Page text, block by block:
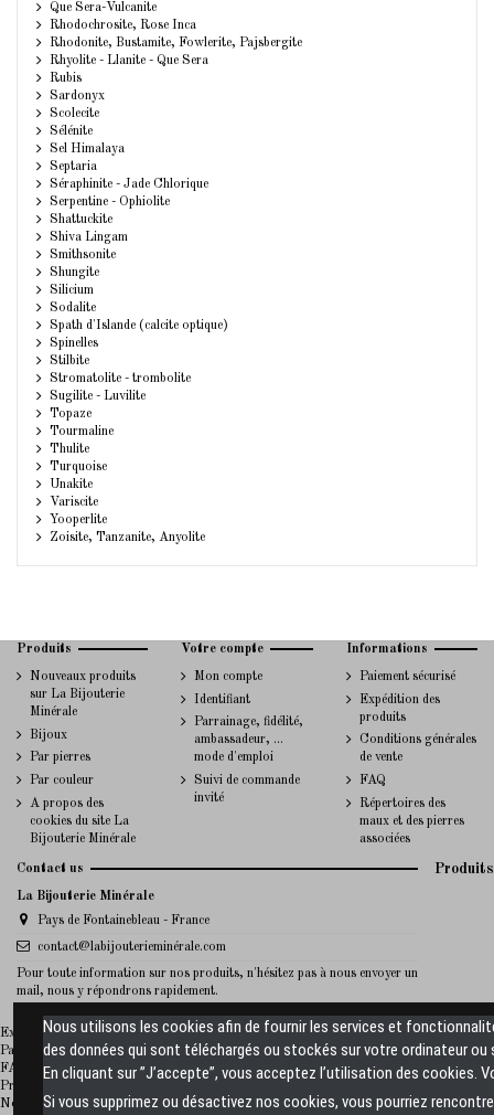
Que Sera-Vulcanite
Rhodochrosite, Rose Inca
Rhodonite, Bustamite, Fowlerite, Pajsbergite
Rhyolite - Llanite - Que Sera
Rubis
Sardonyx
Scolecite
Sélénite
Sel Himalaya
Septaria
Séraphinite - Jade Chlorique
Serpentine - Ophiolite
Shattuckite
Shiva Lingam
Smithsonite
Shungite
Silicium
Sodalite
Spath d'Islande (calcite optique)
Spinelles
Stilbite
Stromatolite - trombolite
Sugilite - Luvilite
Topaze
Tourmaline
Thulite
Turquoise
Unakite
Variscite
Yooperlite
Zoisite, Tanzanite, Anyolite
Produits
Nouveaux produits
sur La Bijouterie
Minérale
Bijoux
Par pierres
Par couleur
A propos des
cookies du site La
Bijouterie Minérale
Votre compte
Mon compte
Identifiant
Parrainage, fidélité,
ambassadeur, ...
mode d'emploi
Suivi de commande
invité
Informations
Paiement sécurisé
Expédition des
produits
Conditions générales
de vente
FAQ
Répertoires des
maux et des pierres
associées
Contact us
La Bijouterie Minérale
Pays de Fontainebleau - France
contact@labijouterieminérale.com
Pour toute information sur nos produits, n'hésitez pas à nous envoyer un
mail, nous y répondrons rapidement.
Produits
Expédition des produits
Paiement sécurisé
FAQ
Promotions
Nouveaux produits sur La Bijouterie Minérale
La Bijouterie Minerale
Nous utilisons les cookies afin de fournir les services et
des données qui sont téléchargés ou stockés sur votre ordinateur ou
En cliquant sur ”J’accepte”, vous acceptez l’utilisation des cookies.
Si vous supprimez ou désactivez nos cookies, vous pourriez